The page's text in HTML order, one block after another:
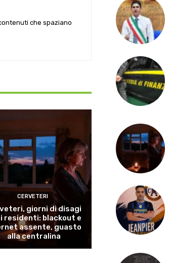
che spaziano
CERVETERI
giorni di disagi
residenti: blackout e
assente, guasto
alla centralina